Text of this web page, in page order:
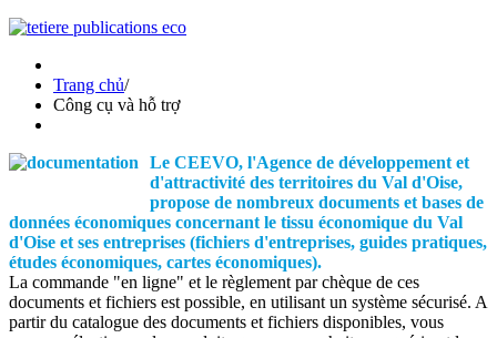
Trang chủ/
Công cụ và hỗ trợ
Le CEEVO, l'Agence de développement et
d'attractivité des territoires du Val d'Oise,
propose de nombreux documents et bases de
données économiques concernant le tissu économique du Val
d'Oise et ses entreprises (fichiers d'entreprises, guides pratiques,
études économiques, cartes économiques).
La commande "en ligne" et le règlement par chèque de ces
documents et fichiers est possible, en utilisant un système sécurisé. A
partir du catalogue des documents et fichiers disponibles, vous